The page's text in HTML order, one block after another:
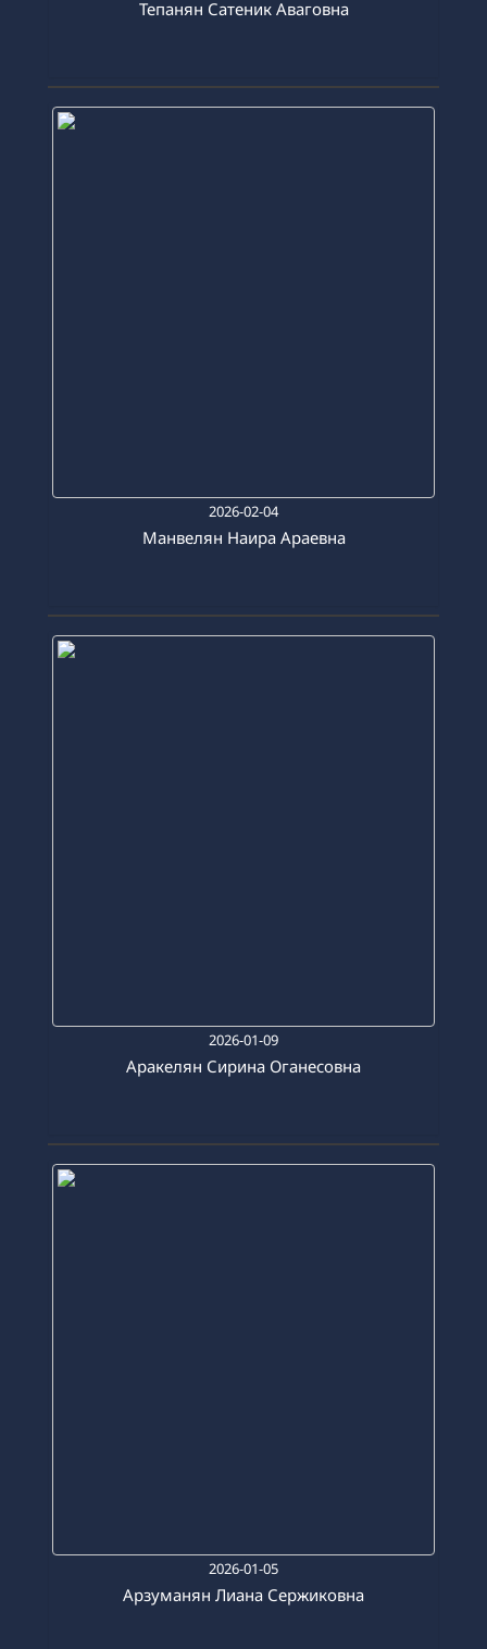
Тепанян Сатеник Аваговна
2026-02-04
Манвелян Наира Араевна
2026-01-09
Аракелян Сирина Оганесовна
2026-01-05
Арзуманян Лиана Сержиковна